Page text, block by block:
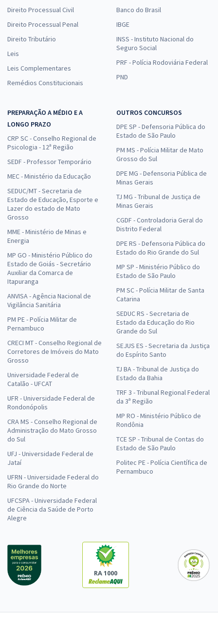
Direito Processual Civil
Direito Processual Penal
Direito Tributário
Leis
Leis Complementares
Remédios Constitucionais
Banco do Brasil
IBGE
INSS - Instituto Nacional do
Seguro Social
PRF - Polícia Rodoviária Federal
PND
PREPARAÇÃO A MÉDIO E A
LONGO PRAZO
CRP SC - Conselho Regional de
Psicologia - 12ª Região
SEDF - Professor Temporário
MEC - Ministério da Educação
SEDUC/MT - Secretaria de
Estado de Educação, Esporte e
Lazer do estado de Mato
Grosso
MME - Ministério de Minas e
Energia
MP GO - Ministério Público do
Estado de Goiás - Secretário
Auxiliar da Comarca de
Itapuranga
ANVISA - Agência Nacional de
Vigilância Sanitária
PM PE - Polícia Militar de
Pernambuco
CRECI MT - Conselho Regional de
Corretores de Imóveis do Mato
Grosso
Universidade Federal de
Catalão - UFCAT
UFR - Universidade Federal de
Rondonópolis
CRA MS - Conselho Regional de
Administração do Mato Grosso
do Sul
UFJ - Universidade Federal de
Jataí
UFRN - Universidade Federal do
Rio Grande do Norte
UFCSPA - Universidade Federal
de Ciência da Saúde de Porto
Alegre
OUTROS CONCURSOS
DPE SP - Defensoria Pública do
Estado de São Paulo
PM MS - Polícia Militar de Mato
Grosso do Sul
DPE MG - Defensoria Pública de
Minas Gerais
TJ MG - Tribunal de Justiça de
Minas Gerais
CGDF - Controladoria Geral do
Distrito Federal
DPE RS - Defensoria Pública do
Estado do Rio Grande do Sul
MP SP - Ministério Público do
Estado de São Paulo
PM SC - Polícia Militar de Santa
Catarina
SEDUC RS - Secretaria de
Estado da Educação do Rio
Grande do Sul
SEJUS ES - Secretaria da Justiça
do Espírito Santo
TJ BA - Tribunal de Justiça do
Estado da Bahia
TRF 3 - Tribunal Regional Federal
da 3ª Região
MP RO - Ministério Público de
Rondônia
TCE SP - Tribunal de Contas do
Estado de São Paulo
Politec PE - Polícia Científica de
Pernambuco
RA 1000